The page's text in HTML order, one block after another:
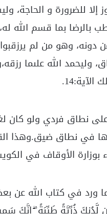
إلا للضرورة و
بالرضا بما قسم الله
دونه، وهو من لم
الله علىما
نطاق فردي ولو كان
في نطاق ضيق.وهذا
في الكويت 94ع/98/في 3/3/
ورد في كتاب الله عن